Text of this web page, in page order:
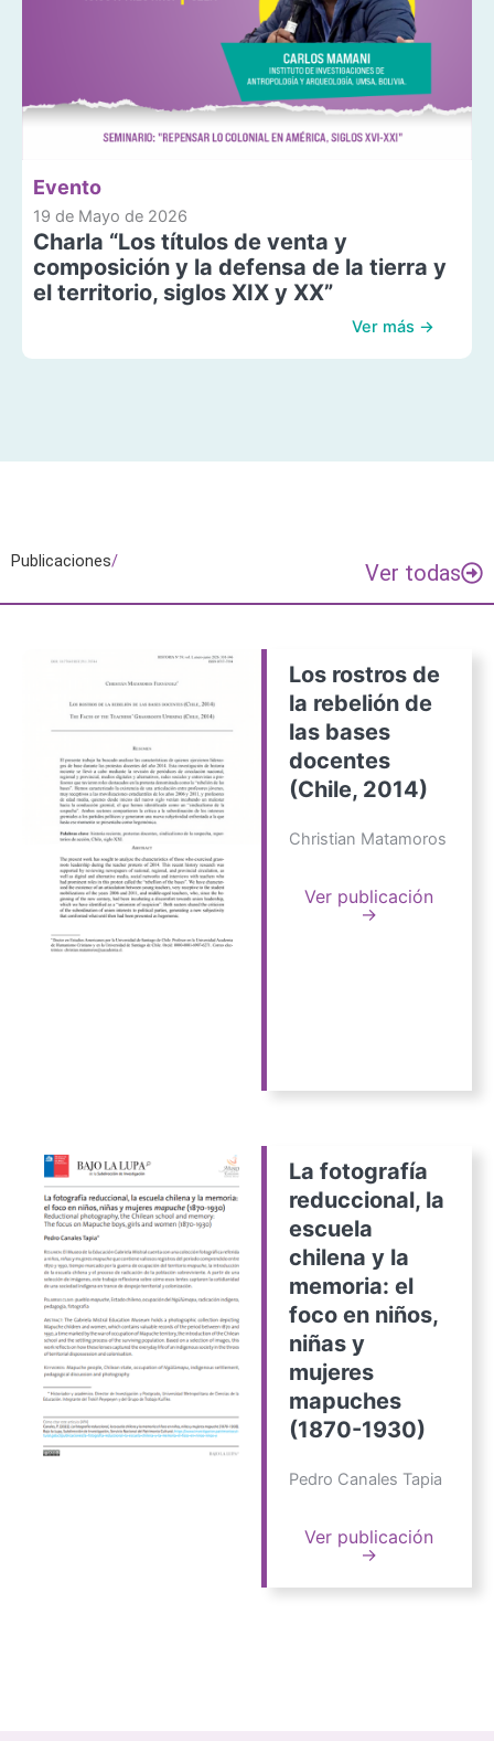
Evento
19 de Mayo de 2026
Charla “Los títulos de venta y
composición y la defensa de la tierra y
el territorio, siglos XIX y XX”
Ver más →
Publicaciones/ Ver todas
Los rostros de
la rebelión de
las bases
docentes
(Chile, 2014)
Christian Matamoros
Ver publicación
→
La fotografía
reduccional, la
escuela
chilena y la
memoria: el
foco en niños,
niñas y
mujeres
mapuches
(1870-1930)
Pedro Canales Tapia
Ver publicación
→